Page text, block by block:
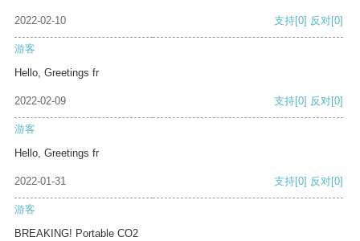
2022-02-10 支持[0] 反对[0]
游客
Hello, Greetings fr
2022-02-09 支持[0] 反对[0]
游客
Hello, Greetings fr
2022-01-31 支持[0] 反对[0]
游客
BREAKING! Portable CO2